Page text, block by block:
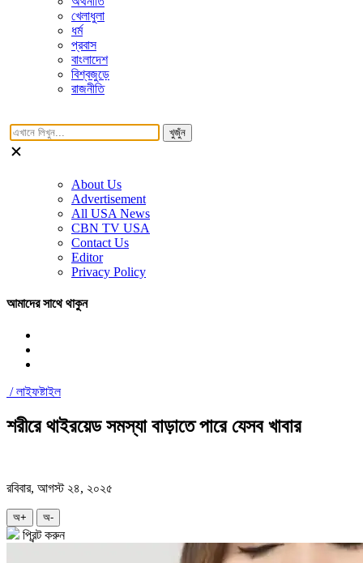
খেলাধুলা
ধর্ম
প্রবাস
বাংলাদেশ
বিশ্বজুড়ে
রাজনীতি
খুজুঁন
About Us
Advertisement
All USA News
CBN TV USA
Contact Us
Editor
Privacy Policy
আমাদের সাথে থাকুন
/লাইফষ্টাইল
শরীরে থাইরয়েড সমস্যা বাড়াতে পারে যেসব খাবার
রবিবার, আগস্ট ২৪, ২০২৫
অ+ অ-
প্রিন্ট করুন